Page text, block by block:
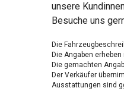
unsere
Besuche uns
Die
Die Angaben
Die gemachten
Der Verkäufer
Ausstattungen sind